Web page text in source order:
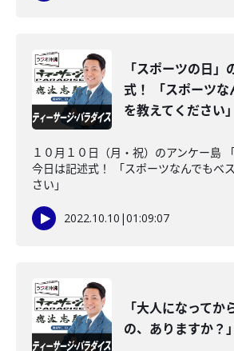
「スポーツの日」
式！ 「スポーツな
を教えてください」
１０月１０日（月・祝）のアンケー島
今日は記述式！ 「スポーツなんでもベ
さい」
2022.10.10 |01:09:07
「大人になってか
の、ありますか？」